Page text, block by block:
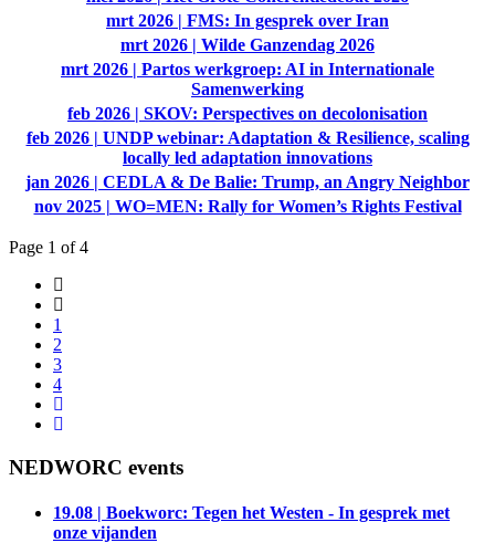
mrt 2026 | FMS: In gesprek over Iran
mrt 2026 | Wilde Ganzendag 2026
mrt 2026 | Partos werkgroep: AI in Internationale
Samenwerking
feb 2026 | SKOV: Perspectives on decolonisation
feb 2026 | UNDP webinar: Adaptation & Resilience, scaling
locally led adaptation innovations
jan 2026 | CEDLA & De Balie: Trump, an Angry Neighbor
nov 2025 | WO=MEN: Rally for Women’s Rights Festival
Page 1 of 4
1
2
3
4
NEDWORC events
19.08 | Boekworc: Tegen het Westen - In gesprek met
onze vijanden